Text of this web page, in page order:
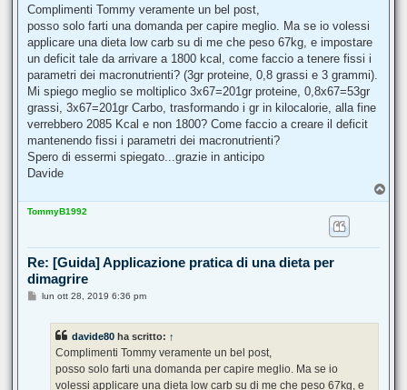
s
a
g
g
i
o
Complimenti Tommy veramente un bel post,
posso solo farti una domanda per capire meglio. Ma se io volessi
applicare una dieta low carb su di me che peso 67kg, e impostare
un deficit tale da arrivare a 1800 kcal, come faccio a tenere fissi i
parametri dei macronutrienti? (3gr proteine, 0,8 grassi e 3 grammi).
Mi spiego meglio se moltiplico 3x67=201gr proteine, 0,8x67=53gr
grassi, 3x67=201gr Carbo, trasformando i gr in kilocalorie, alla fine
verrebbero 2085 Kcal e non 1800? Come faccio a creare il deficit
mantenendo fissi i parametri dei macronutrienti?
Spero di essermi spiegato...grazie in anticipo
Davide
o
TommyB1992
Re: [Guida] Applicazione pratica di una dieta per
dimagrire
Mlun ott 28, 2019 6:36 pm
davide80 ha scritto: ↑
Complimenti Tommy veramente un bel post,
posso solo farti una domanda per capire meglio. Ma se io
volessi applicare una dieta low carb su di me che peso 67kg, e